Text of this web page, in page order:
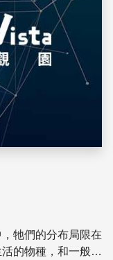
牠們的分布局限在
的物種，和一般的